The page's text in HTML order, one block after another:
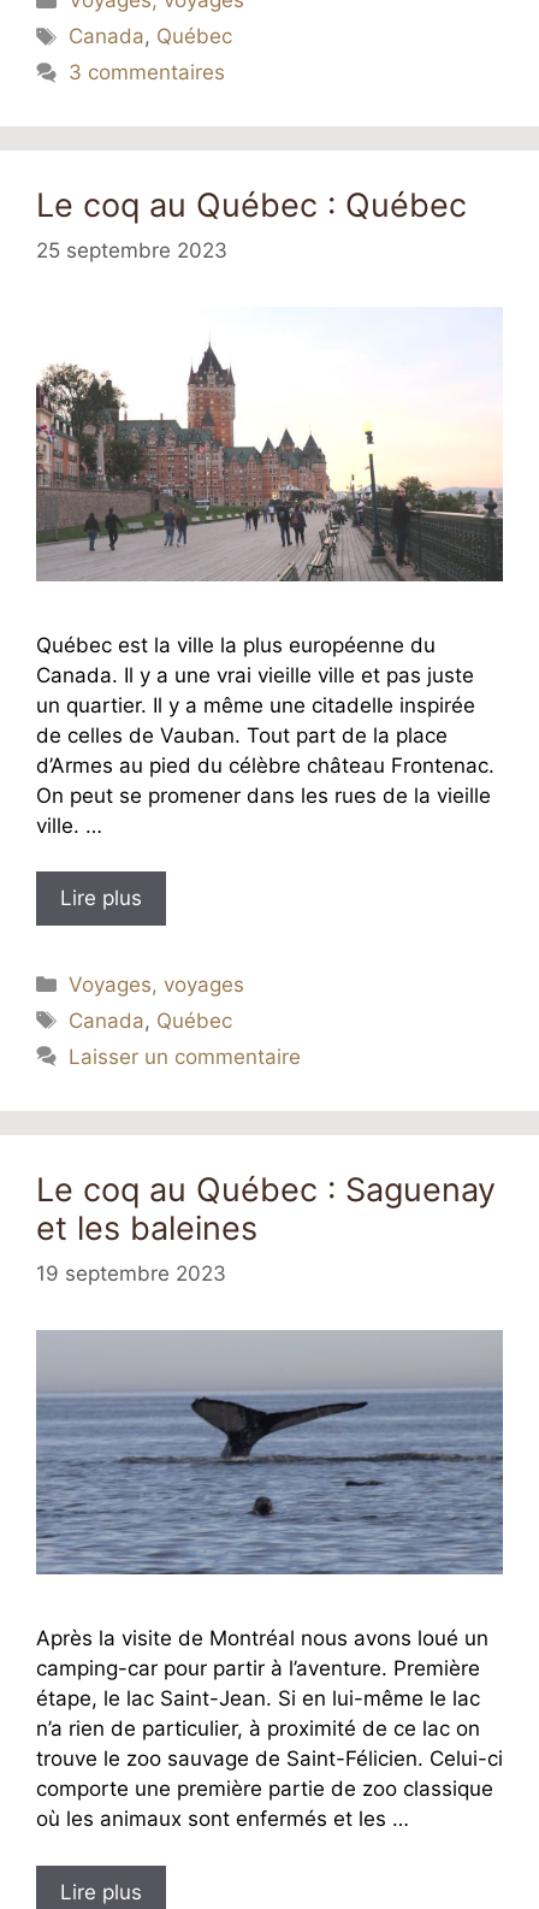
Étiquettes
Canada, Québec
3 commentaires
Le coq au Québec : Québec
25 septembre 2023
Québec est la ville la plus européenne du
Canada. Il y a une vrai vieille ville et pas juste
un quartier. Il y a même une citadelle inspirée
de celles de Vauban. Tout part de la place
d’Armes au pied du célèbre château Frontenac.
On peut se promener dans les rues de la vieille
ville. …
Lire plus
Catégories
Voyages, voyages
Étiquettes
Canada, Québec
Laisser un commentaire
Le coq au Québec : Saguenay
et les baleines
19 septembre 2023
Après la visite de Montréal nous avons loué un
camping-car pour partir à l’aventure. Première
étape, le lac Saint-Jean. Si en lui-même le lac
n’a rien de particulier, à proximité de ce lac on
trouve le zoo sauvage de Saint-Félicien. Celui-ci
comporte une première partie de zoo classique
où les animaux sont enfermés et les …
Lire plus